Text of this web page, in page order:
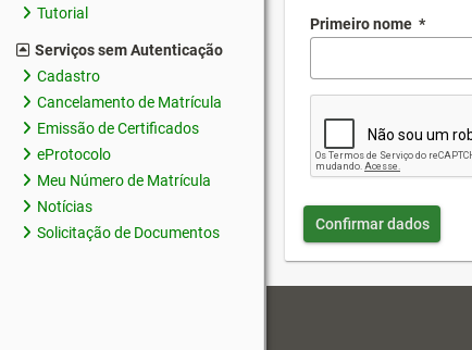
Tutorial
Serviços sem Autenticação
Cadastro
Cancelamento de Matrícula
Emissão de Certificados
eProtocolo
Meu Número de Matrícula
Notícias
Solicitação de Documentos
Primeiro nome *
Confirmar dados